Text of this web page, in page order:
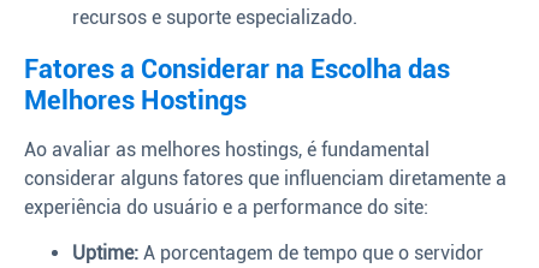
recursos e suporte especializado.
Fatores a Considerar na Escolha das
Melhores Hostings
Ao avaliar as melhores hostings, é fundamental
considerar alguns fatores que influenciam diretamente a
experiência do usuário e a performance do site:
Uptime: A porcentagem de tempo que o servidor